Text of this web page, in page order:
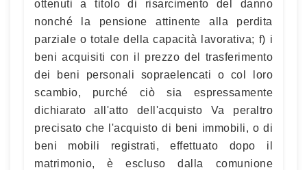
ottenuti a titolo di risarcimento del danno
nonché la pensione attinente alla perdita
parziale o totale della capacità lavorativa; f) i
beni acquisiti con il prezzo del trasferimento
dei beni personali sopraelencati o col loro
scambio, purché ciò sia espressamente
dichiarato all'atto dell'acquisto Va peraltro
precisato che l'acquisto di beni immobili, o di
beni mobili registrati, effettuato dopo il
matrimonio, è escluso dalla comunione